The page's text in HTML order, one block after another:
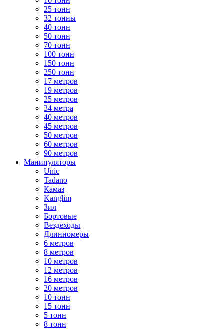
25 тонн
32 тонны
40 тонн
50 тонн
70 тонн
100 тонн
150 тонн
250 тонн
17 метров
19 метров
25 метров
34 метра
40 метров
45 метров
50 метров
60 метров
90 метров
Манипуляторы
Unic
Tadano
Камаз
Kanglim
Зил
Бортовые
Вездеходы
Длинномеры
6 метров
8 метров
10 метров
12 метров
16 метров
20 метров
10 тонн
15 тонн
5 тонн
8 тонн